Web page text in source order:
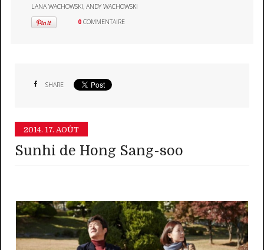
LANA WACHOWSKI,ANDY WACHOWSKI
0 COMMENTAIRE
SHARE
2014. 17. AOÛT
Sunhi de Hong Sang-soo